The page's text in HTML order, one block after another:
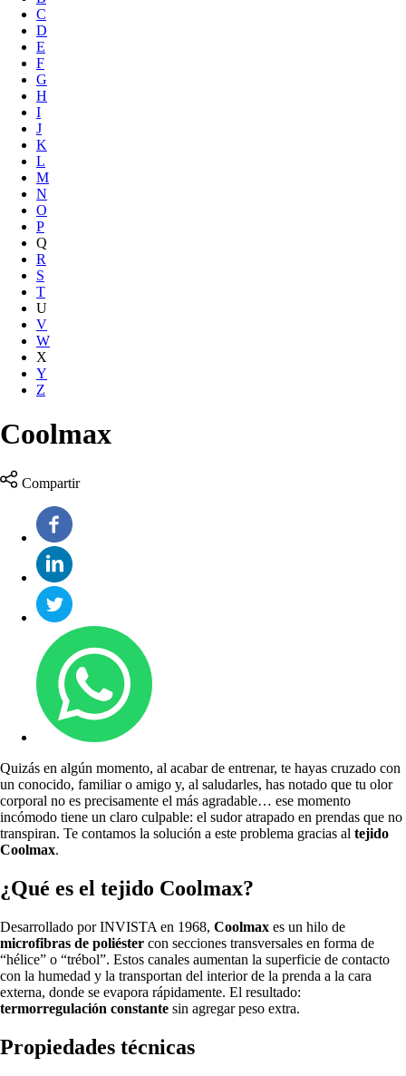
C
D
E
F
G
H
I
J
K
L
M
N
O
P
Q
R
S
T
U
V
W
X
Y
Z
Coolmax
Compartir
Quizás en algún momento, al acabar de entrenar, te hayas cruzado con
un conocido, familiar o amigo y, al saludarles, has notado que tu olor
corporal no es precisamente el más agradable… ese momento
incómodo tiene un claro culpable: el sudor atrapado en prendas que no
transpiran. Te contamos la solución a este problema gracias al tejido
Coolmax.
¿Qué es el tejido Coolmax?
Desarrollado por INVISTA en 1968, Coolmax es un hilo de
microfibras de poliéster con secciones transversales en forma de
“hélice” o “trébol”. Estos canales aumentan la superficie de contacto
con la humedad y la transportan del interior de la prenda a la cara
externa, donde se evapora rápidamente. El resultado:
termorregulación constante sin agregar peso extra.
Propiedades técnicas